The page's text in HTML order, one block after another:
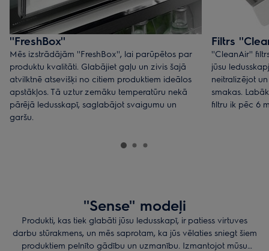
''FreshBox''
Mēs izstrādājām ''FreshBox'', lai parūpētos par
produktu kvalitāti. Glabājiet gaļu un zivis šajā
atvilktnē atsevišķi no citiem produktiem ideālos
apstākļos. Tā uztur zemāku temperatūru nekā
pārējā ledusskapī, saglabājot svaigumu un
garšu.
Filtrs
''CleanAir''
jūsu
neitralizējot
smakas.
filtru ik pēc 6
''Sense'' modeļi
Produkti, kas tiek glabāti jūsu ledusskapī, ir patiess virtuves
darbu stūrakmens, un mēs saprotam, ka jūs vēlaties sniegt šiem
produktiem pelnīto gādību un uzmanību. Izmantojot mūsu